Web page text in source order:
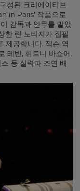
성된 크리에이티브
in Paris' 작품으로
감독과 안무를 맡았
한 린 노티지가 집필
제공합니다. 잭슨 역
레빈, 휘트니 바쇼어,
등 실력파 조연 배